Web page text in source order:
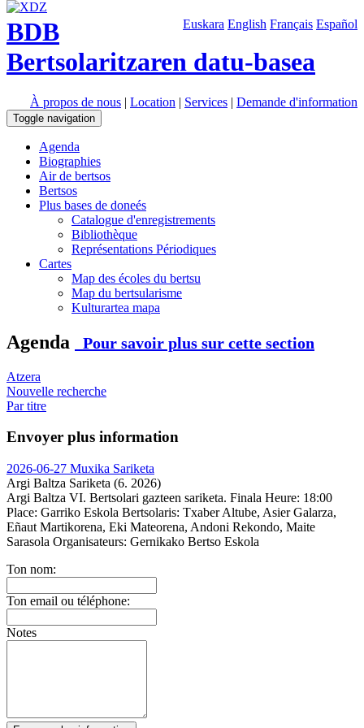
Euskara English Français Español
BDB
Bertsolaritzaren datu-basea
À propos de nous | Location | Services | Demande d'information
Toggle navigation
Agenda
Biographies
Air de bertsos
Bertsos
Plus bases de doneés
Catalogue d'enregistrements
Bibliothèque
Représentations Périodiques
Cartes
Map des écoles du bertsu
Map du bertsularisme
Kulturartea mapa
Agenda Pour savoir plus sur cette section
Atzera
Nouvelle recherche
Par titre
Envoyer plus information
2026-06-27 Muxika Sariketa
Argi Baltza Sariketa (6. 2026)
Argi Baltza VI. Bertsolari gazteen sariketa. Finala Heure: 18:00
Place: Garriko Eskola Bertsolaris: Txaber Altube, Asier Galarza,
Eñaut Martikorena, Eki Mateorena, Andoni Rekondo, Maite
Sarasola Organisateurs: Gernikako Bertso Eskola
Ton nom:
Ton email ou téléphone:
Notes